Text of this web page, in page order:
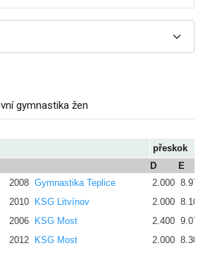
gymnastika žen
přeskok
D
E
2008 Gymnastika Teplice 2.000 8.970
2010 KSG Litvínov 2.000 8.100
2006 KSG Most 2.400 9.070
2012 KSG Most 2.000 8.300